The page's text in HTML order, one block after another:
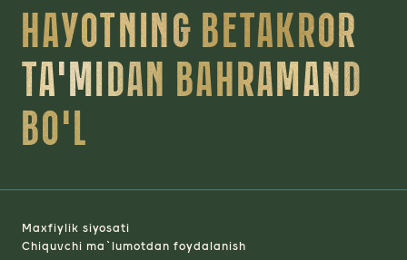
HAYOTNING BETAKROR
TA'MIDAN BAHRAMAND
BO'L
Maxfiylik siyosati
Chiquvchi ma`lumotdan foydalanish